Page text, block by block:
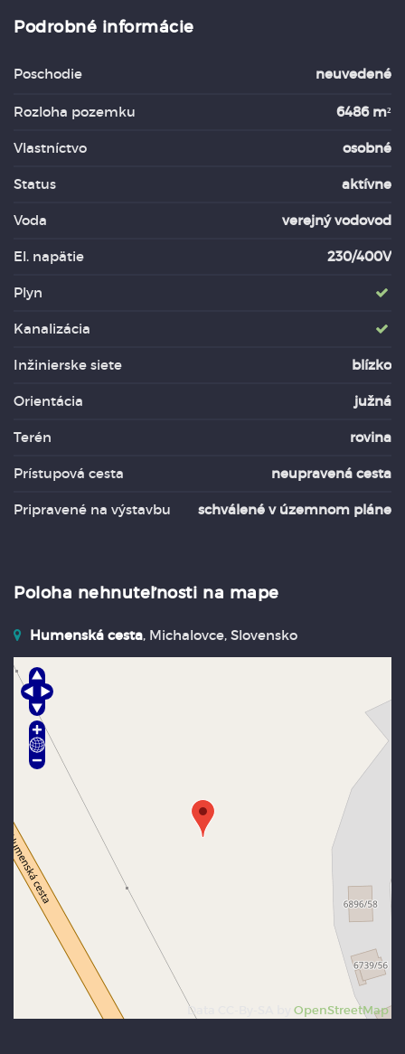
Podrobné informácie
Poschodie neuvedené
Rozloha pozemku 6486 m²
Vlastníctvo osobné
Status aktívne
Voda verejný vodovod
El. napätie 230/400V
Plyn
Kanalizácia
Inžinierske siete blízko
Orientácia južná
Terén rovina
Prístupová cesta neupravená cesta
Pripravené na výstavbu schválené v územnom pláne
Poloha nehnuteľnosti na mape
Humenská cesta, Michalovce, Slovensko
Data CC-By-SA by OpenStreetMap